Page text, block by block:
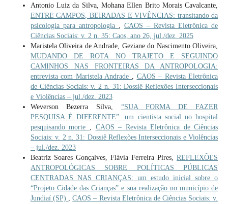
Antonio Luiz da Silva, Mohana Ellen Brito Morais Cavalcante,
ENTRE CAMPOS, BEIRADAS E VIVÊNCIAS: transitando da
psicologia para antropologia ,CAOS – Revista Eletrônica de
Ciências Sociais: v. 2 n. 35: Caos, ano 26, jul./dez. 2025
Maristela Oliveira de Andrade, Geziane do Nascimento Oliveira,
MUDANDO DE ROTA NO TRAJETO E SEGUINDO
CAMINHOS NAS FRONTEIRAS DA ANTROPOLOGIA:
entrevista com Maristela Andrade , CAOS – Revista Eletrônica
de Ciências Sociais: v. 2 n. 31: Dossiê Reflexões Interseccionais
e Violências – jul./dez. 2023
Weverson Bezerra Silva, “SUA FORMA DE FAZER
PESQUISA É DIFERENTE”: um cientista social no hospital
pesquisando morte , CAOS – Revista Eletrônica de Ciências
Sociais: v. 2 n. 31: Dossiê Reflexões Interseccionais e Violências
– jul./dez. 2023
Beatriz Soares Gonçalves, Flávia Ferreira Pires,REFLEXÕES
ANTROPOLÓGICAS SOBRE POLÍTICAS PÚBLICAS
CENTRADAS NAS CRIANÇAS: um estudo inicial sobre o
“Projeto Cidade das Crianças” e sua realização no município de
Jundiaí (SP) ,CAOS – Revista Eletrônica de Ciências Sociais: v.